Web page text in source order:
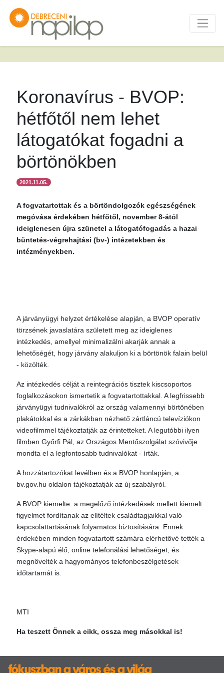
Koronavírus - BVOP:
hétfőtől nem lehet
látogatókat fogadni a
börtönökben
2021.11.05.
A fogvatartottak és a börtöndolgozók egészségének
megóvása érdekében hétfőtől, november 8-ától
ideiglenesen újra szünetel a látogatófogadás a hazai
büntetés-végrehajtási (bv-) intézetekben és
intézményekben.
A járványügyi helyzet értékelése alapján, a BVOP operatív
törzsének javaslatára született meg az ideiglenes
intézkedés, amellyel minimalizálni akarják annak a
lehetőségét, hogy járvány alakuljon ki a börtönök falain belül
- közölték.
Az intézkedés célját a reintegrációs tisztek kiscsoportos
foglalkozásokon ismertetik a fogvatartottakkal. A legfrissebb
járványügyi tudnivalókról az ország valamennyi börtönében
plakátokkal és a zárkákban nézhető zártláncú televíziókon
videofilmmel tájékoztatják az érintetteket. A legutóbbi ilyen
filmben Győrfi Pál, az Országos Mentőszolgálat szóvivője
mondta el a legfontosabb tudnivalókat - írták.
A hozzátartozókat levélben és a BVOP honlapján, a
bv.gov.hu oldalon tájékoztatják az új szabályról.
A BVOP kiemelte: a megelőző intézkedések mellett kiemelt
figyelmet fordítanak az elítéltek családtagjaikkal való
kapcsolattartásának folyamatos biztosítására. Ennek
érdekében minden fogvatartott számára elérhetővé tették a
Skype-alapú élő, online telefonálási lehetőséget, és
megnövelték a hagyományos telefonbeszélgetések
időtartamát is.
MTI
Ha teszett Önnek a cikk, ossza meg másokkal is!